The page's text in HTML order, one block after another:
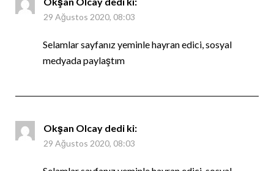
29 Ağustos 2020, 08:03
Selamlar sayfanız yeminle hayran edici, sosyal
medyada paylaştım
Okşan Olcay dedi ki:
29 Ağustos 2020, 08:03